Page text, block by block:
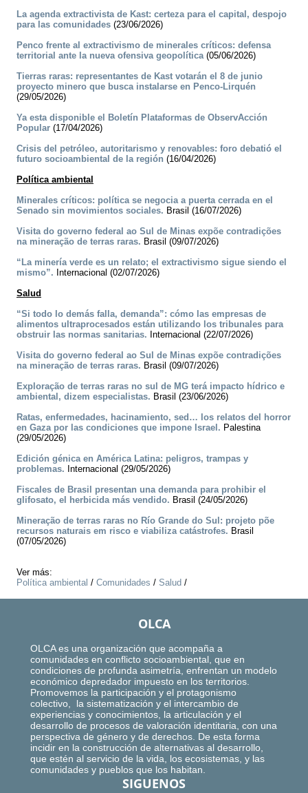
La agenda extractivista de Kast: certeza para el capital, despojo
para las comunidades (23/06/2026)
Penco frente al extractivismo de minerales críticos: defensa
territorial ante la nueva ofensiva geopolítica(05/06/2026)
Tierras raras: representantes de Kast votarán el 8 de junio
proyecto minero que busca instalarse en Penco-Lirquén
(29/05/2026)
Ya esta disponible el Boletín Plataformas de ObservAcción
Popular (17/04/2026)
Crisis del petróleo, autoritarismo y renovables: foro debatió el
futuro socioambiental de la región (16/04/2026)
Política ambiental
Minerales críticos: política se negocia a puerta cerrada en el
Senado sin movimientos sociales. Brasil (16/07/2026)
Visita do governo federal ao Sul de Minas expõe contradições
na mineração de terras raras. Brasil (09/07/2026)
“La minería verde es un relato; el extractivismo sigue siendo el
mismo”. Internacional (02/07/2026)
Salud
“Si todo lo demás falla, demanda”: cómo las empresas de
alimentos ultraprocesados están utilizando los tribunales para
obstruir las normas sanitarias. Internacional (22/07/2026)
Visita do governo federal ao Sul de Minas expõe contradições
na mineração de terras raras. Brasil (09/07/2026)
Exploração de terras raras no sul de MG terá impacto hídrico e
ambiental, dizem especialistas. Brasil (23/06/2026)
Ratas, enfermedades, hacinamiento, sed… los relatos del horror
en Gaza por las condiciones que impone Israel. Palestina
(29/05/2026)
Edición génica en América Latina: peligros, trampas y
problemas. Internacional (29/05/2026)
Fiscales de Brasil presentan una demanda para prohibir el
glifosato, el herbicida más vendido. Brasil (24/05/2026)
Mineração de terras raras no Río Grande do Sul: projeto põe
recursos naturais em risco e viabiliza catástrofes. Brasil
(07/05/2026)
Ver más:
Política ambiental / Comunidades / Salud /
OLCA
OLCA es una organización que acompaña a
comunidades en conflicto socioambiental, que en
condiciones de profunda asimetría, enfrentan un modelo
económico depredador impuesto en los territorios.
Promovemos la participación y el protagonismo
colectivo, la sistematización y el intercambio de
experiencias y conocimientos, la articulación y el
desarrollo de procesos de valoración identitaria, con una
perspectiva de género y de derechos. De esta forma
incidir en la construcción de alternativas al desarrollo,
que estén al servicio de la vida, los ecosistemas, y las
comunidades y pueblos que los habitan.
SIGUENOS